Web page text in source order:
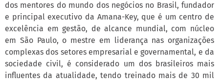
dos mentores do mundo dos negócios no Brasil, fundador
e principal executivo da Amana-Key, que é um centro de
excelência em gestão, de alcance mundial, com núcleo
em São Paulo, o mestre em liderança nas organizações
complexas dos setores empresarial e governamental, e da
sociedade civil, é considerado um dos brasileiros mais
influentes da atualidade, tendo treinado mais de 30 mil